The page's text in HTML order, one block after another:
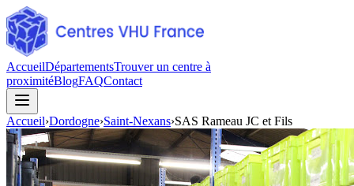
AccueilDépartementsTrouver un centre à
proximitéBlogFAQContact
Accueil›Dordogne›Saint-Nexans›SAS Rameau JC et Fils